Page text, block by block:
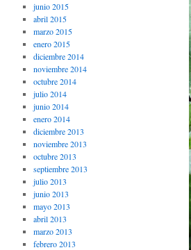
junio 2015
abril 2015
marzo 2015
enero 2015
diciembre 2014
noviembre 2014
octubre 2014
julio 2014
junio 2014
enero 2014
diciembre 2013
noviembre 2013
octubre 2013
septiembre 2013
julio 2013
junio 2013
mayo 2013
abril 2013
marzo 2013
febrero 2013